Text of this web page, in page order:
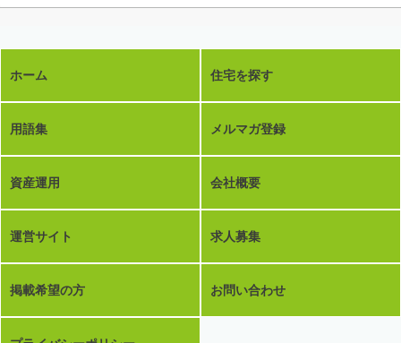
ホーム 住宅を探す
用語集 メルマガ登録
資産運用 会社概要
運営サイト 求人募集
掲載希望の方 お問い合わせ